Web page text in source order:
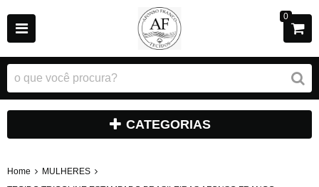
0
CATEGORIAS
Home
MULHERES